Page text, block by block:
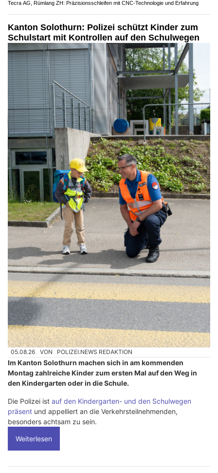
Tecra AG, Rümlang ZH: Präzisionsschleifen mit CNC-Technologie und Erfahrung
Kanton Solothurn: Polizei schützt Kinder zum
Schulstart mit Kontrollen auf den Schulwegen
05.08.26 VON POLIZEI.NEWS REDAKTION
Im Kanton Solothurn machen sich in am kommenden
Montag zahlreiche Kinder zum ersten Mal auf den Weg in
den Kindergarten oder in die Schule.
Die Polizei ist auf den Kindergarten- und den Schulwegen
präsent und appelliert an die Verkehrsteilnehmenden,
besonders achtsam zu sein.
Weiterlesen